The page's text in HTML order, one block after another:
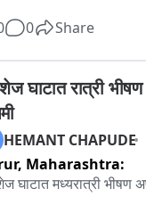
मुंढे यांचा वक्तव्य सावजी
चौकावर सावजी
आले. यावेळी समाजातील
घोषणाबाजी करत आमच्या
मसाला तुकाराम मुंढे
माफी मागावी अन्यथा
आला. एवढंच नाही तर
0 Share
घाटात रात्री
HEMANT CHAPUDE
Maharashtra:
घाटात मध्यरात्री